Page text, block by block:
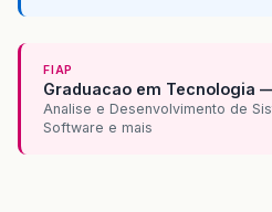
FIAP
Graduacao em Tecnologia
Analise e Desenvolvimento de
Software e mais